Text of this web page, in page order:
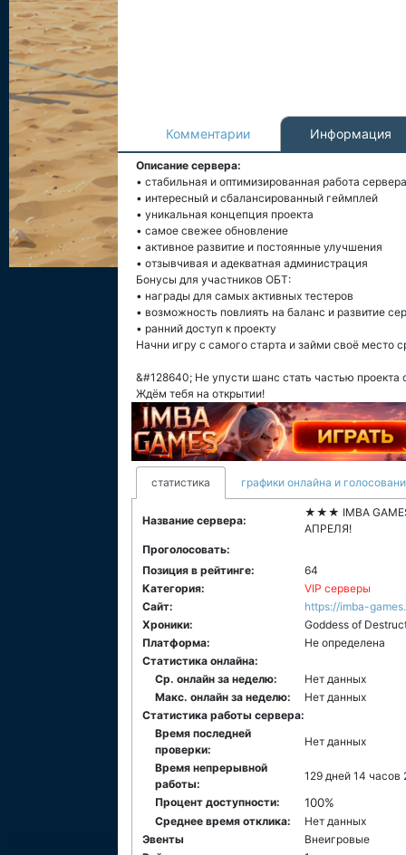
Комментарии Информация
Описание сервера:
• стабильная и оптимизированная работа сервера
• интересный и сбалансированный геймплей
• уникальная концепция проекта
• самое свежее обновление
• активное развитие и постоянные улучшения
• отзывчивая и адекватная администрация
Бонусы для участников ОБТ:
• награды для самых активных тестеров
• возможность повлиять на баланс и развитие
• ранний доступ к проекту
Начни игру с самого старта и займи своё место
&#128640; Не упусти шанс стать частью проекта
Ждём тебя на открытии!
статистика графики онлайна и
Название сервера:
★★★ IMBA
АПРЕЛЯ!
Проголосовать:
Позиция в рейтинге:
64
Категория:
VIP серверы
Сайт:
https://imba-
Хроники:
Goddess of
Платформа:
Не определена
Статистика онлайна:
Ср. онлайн за неделю:
Нет данных
Макс. онлайн за неделю:
Нет данных
Статистика работы сервера:
Время последней
проверки:
Нет данных
Время непрерывной
работы:
129 дней 14 часов
Процент доступности:
100%
Среднее время отклика:
Нет данных
Эвенты
Внеигровые